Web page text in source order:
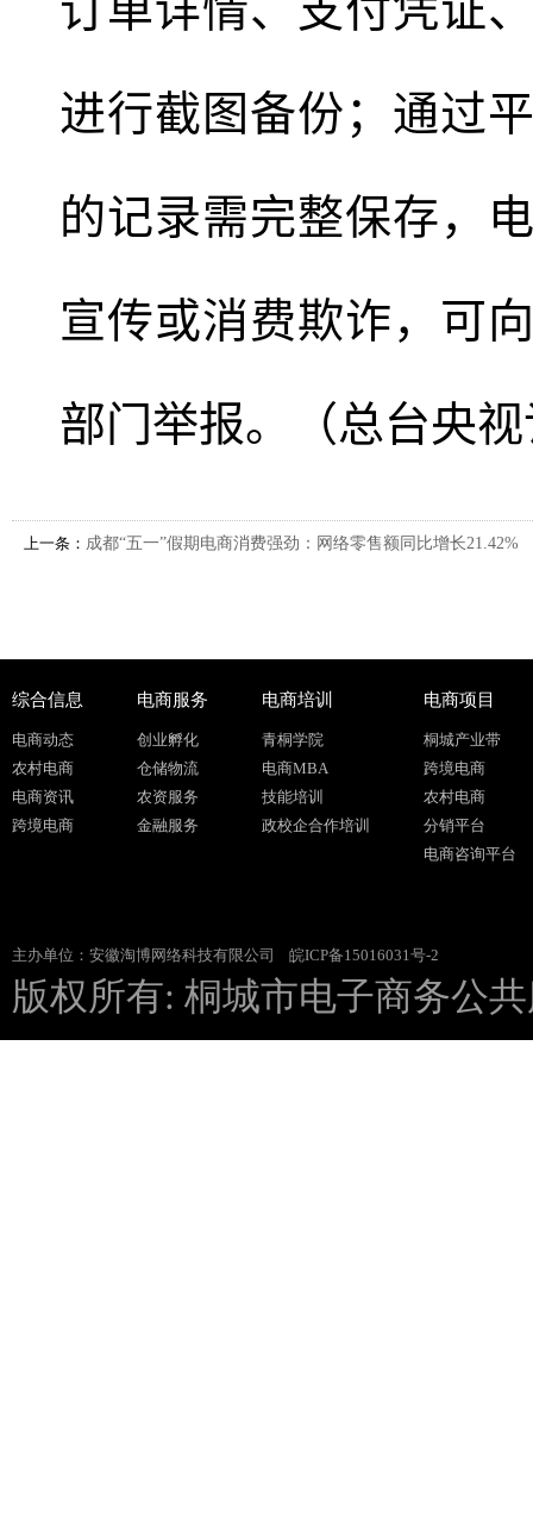
进行截图备份；通过
的记录需完整保存，
宣传或消费欺诈，可
部门举报。（总台央
上一条： 成都“五一”假期电商消费强劲：网络零售额同比增长21.42%
综合信息
电商动态
农村电商
电商资讯
跨境电商
电商服务
创业孵化
仓储物流
农资服务
金融服务
电商培训
青桐学院
电商MBA
技能培训
政校企合作培训
电商项目
桐城产业带
跨境电商
农村电商
分销平台
电商咨询平台
主办单位：安徽淘博网络科技有限公司 皖ICP备15016031号-2
版权所有: 桐城市电子商务公